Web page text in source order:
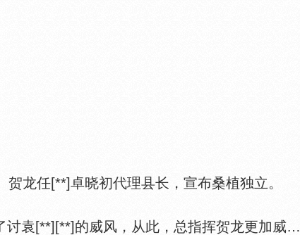
任[**]卓晓初代理县长，宣布桑植独立。
袁[**][**]的威风，从此，总指挥贺龙更加威…